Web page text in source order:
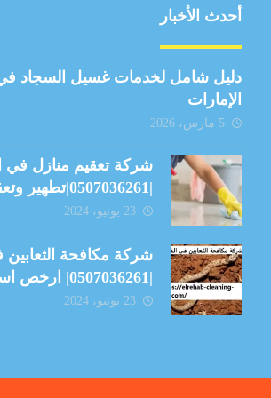
أحدث الأخبار
دليل شامل لخدمات غسيل السجاد
الإمارات
5 مارس، 2026
شركة تعقيم منازل في
|0507036261|تطهير وتعقيم
23 يونيو، 2024
شركة مكافحة الثعابين
|0507036261| ارخص اسعار
23 يونيو، 2024